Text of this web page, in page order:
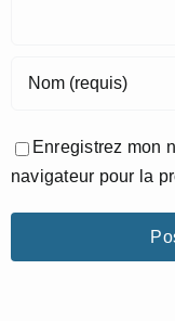
Enregistrez mon
navigateur pour la